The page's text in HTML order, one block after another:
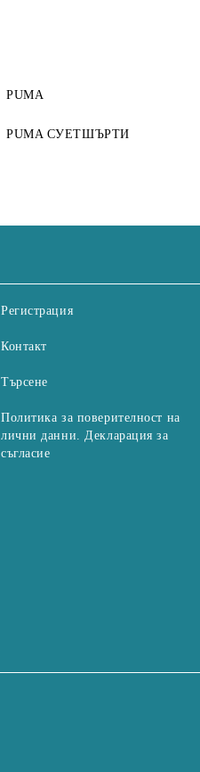
PUMA
PUMA СУЕТШЪРТИ
Регистрация
Контакт
Търсене
Политика за поверителност на
лични данни. Декларация за
съгласие